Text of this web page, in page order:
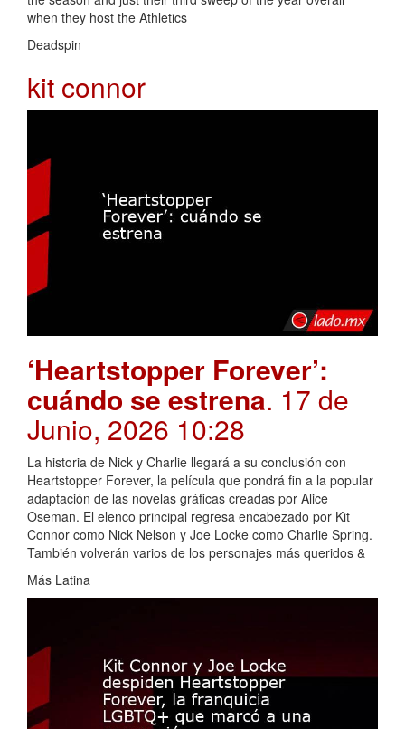
when they host the Athletics
Deadspin
kit connor
‘Heartstopper Forever’:
cuándo se estrena. 17 de
Junio, 2026 10:28
La historia de Nick y Charlie llegará a su conclusión con
Heartstopper Forever, la película que pondrá fin a la popular
adaptación de las novelas gráficas creadas por Alice
Oseman. El elenco principal regresa encabezado por Kit
Connor como Nick Nelson y Joe Locke como Charlie Spring.
También volverán varios de los personajes más queridos &
Más Latina